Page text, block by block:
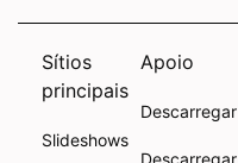
Sítios
principais
Slideshows
Apoio
Descarregar
Descarregar